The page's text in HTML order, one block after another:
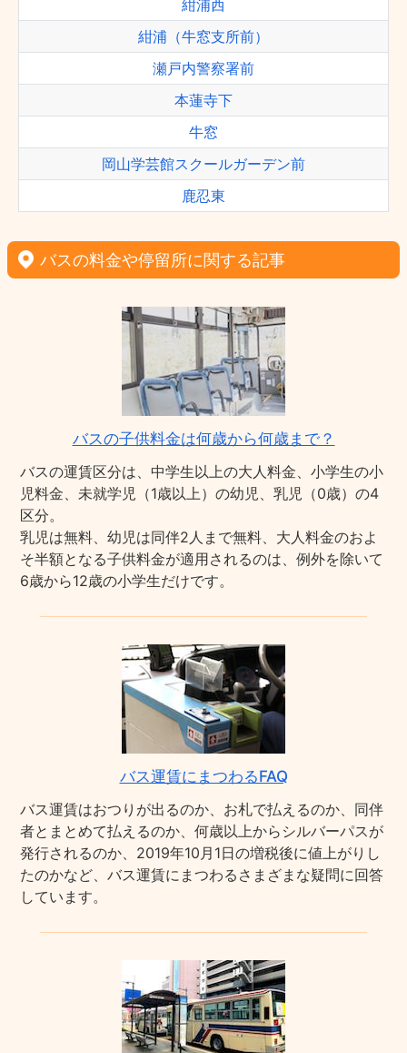
紺浦西
紺浦（牛窓支所前）
瀬戸内警察署前
本蓮寺下
牛窓
岡山学芸館スクールガーデン前
鹿忍東
バスの料金や停留所に関する記事
バスの子供料金は何歳から何歳まで？
バスの運賃区分は、中学生以上の大人料金、小学生の小
児料金、未就学児（1歳以上）の幼児、乳児（0歳）の4
区分。
乳児は無料、幼児は同伴2人まで無料、大人料金のおよ
そ半額となる子供料金が適用されるのは、例外を除いて
6歳から12歳の小学生だけです。
バス運賃にまつわるFAQ
バス運賃はおつりが出るのか、お札で払えるのか、同伴
者とまとめて払えるのか、何歳以上からシルバーパスが
発行されるのか、2019年10月1日の増税後に値上がりし
たのかなど、バス運賃にまつわるさまざまな疑問に回答
しています。